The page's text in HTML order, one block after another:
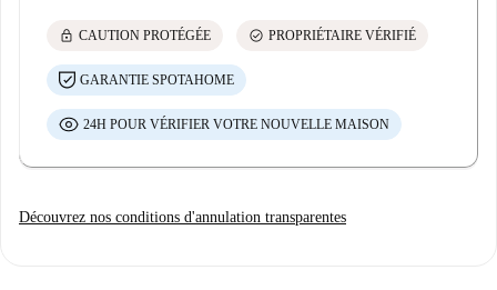
lock CAUTION PROTÉGÉE check_circle PROPRIÉTAIRE VÉRIFIÉ
GARANTIE SPOTAHOME
24H POUR VÉRIFIER VOTRE NOUVELLE MAISON
Découvrez nos conditions d'annulation transparentes